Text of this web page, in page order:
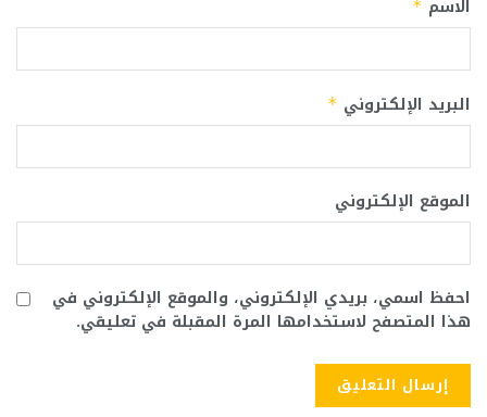
الاسم *
البريد الإلكتروني *
الموقع الإلكتروني
احفظ اسمي، بريدي الإلكتروني، والموقع الإلكتروني في
هذا المتصفح لاستخدامها المرة المقبلة في تعليقي.